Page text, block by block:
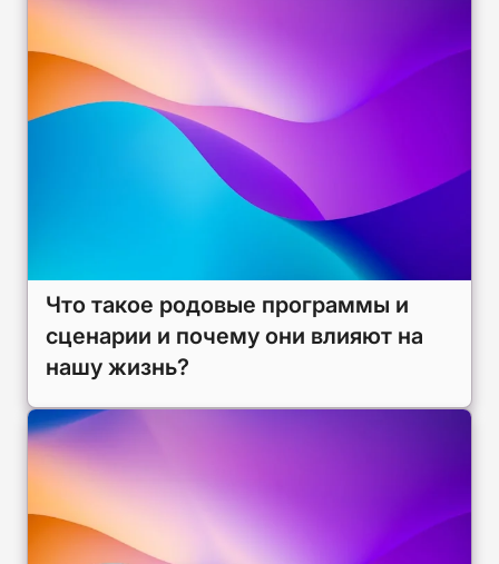
Что такое родовые программы и
сценарии и почему они влияют на
нашу жизнь?